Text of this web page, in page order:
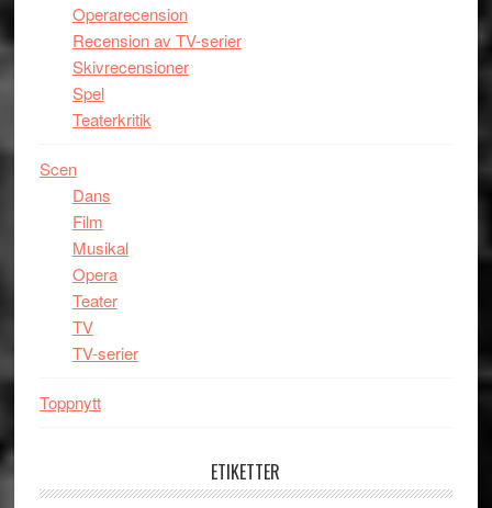
Operarecension
Recension av TV-serier
Skivrecensioner
Spel
Teaterkritik
Scen
Dans
Film
Musikal
Opera
Teater
TV
TV-serier
Toppnytt
ETIKETTER